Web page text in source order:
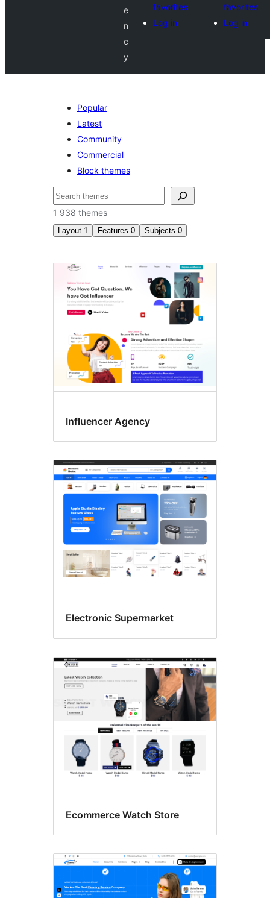
e
n
c
y
favorites
Log in
favorites
Log in
Popular
Latest
Community
Commercial
Block themes
Пошук
1 938 themes
Layout 1 Features 0 Subjects 0
Four
columns
Influencer Agency
Electronic Supermarket
Ecommerce Watch Store